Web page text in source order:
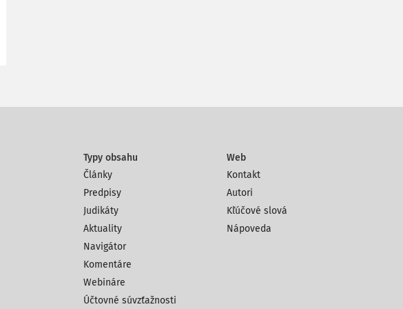
Typy obsahu
Články
Predpisy
Judikáty
Aktuality
Navigátor
Komentáre
Webináre
Účtovné súvzťažnosti
Web
Kontakt
Autori
Kľúčové slová
Nápoveda